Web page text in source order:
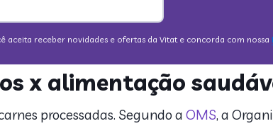
x alimentação
processadas. Segundo a OMS, a